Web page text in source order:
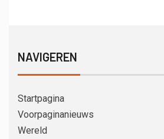
NAVIGEREN
Startpagina
Voorpaginanieuws
Wereld